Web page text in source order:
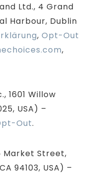
Ltd., 4 Grand
Harbour, Dublin
, Opt-Out
,
1601 Willow
USA) –
Out.
Market Street,
94103, USA) –